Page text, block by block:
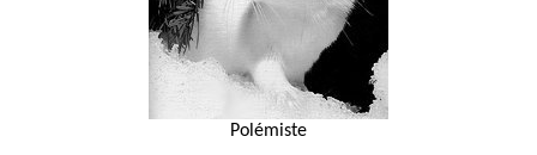
Polémiste